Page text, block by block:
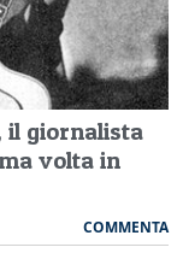
il giornalista
volta in
COMMENTA